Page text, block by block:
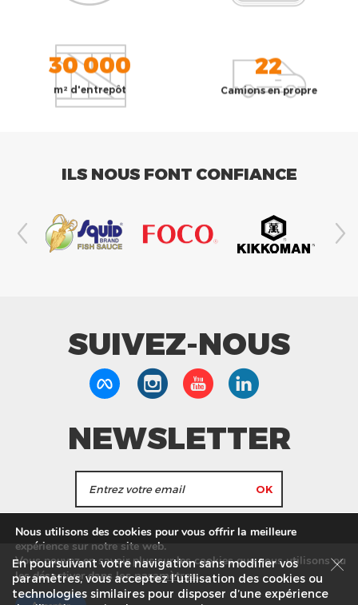
30 000
m² d'entrepôt
22
Camions en propre
ILS NOUS FONT CONFIANCE
SUIVEZ-NOUS
NEWSLETTER
informations de Tang Frères.
Nos Magasins Service commercial
Recrutement
Plan du site
Mentions légales
En poursuivant votre navigation sans modifier vos
paramètres, vous acceptez l’utilisation des cookies ou
technologies similaires pour disposer d’une expérience
Nous utilisons des cookies pour vous offrir la meilleure
expérience sur notre site web.
Vous pouvez en savoir plus sur les cookies que nous utilisons ou
les désactiver dans lesparamètres.